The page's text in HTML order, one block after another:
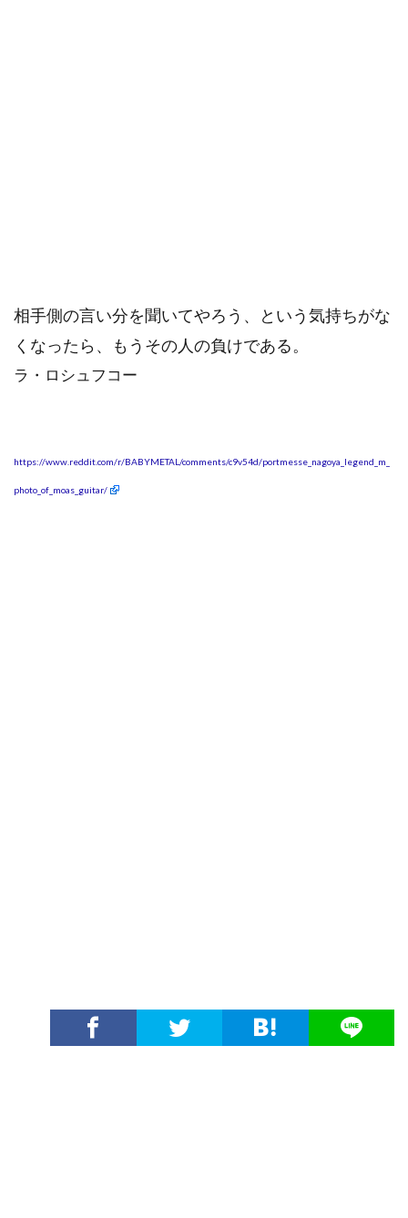
相手側の言い分を聞いてやろう、という気持ちがな
くなったら、もうその人の負けである。
ラ・ロシュフコー
https://www.reddit.com/r/BABYMETAL/comments/c9v54d/portmesse_nagoya_legend_m_
photo_of_moas_guitar/